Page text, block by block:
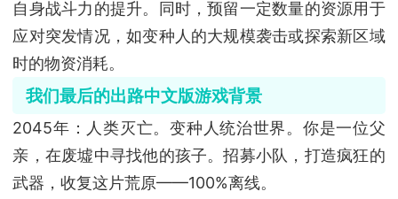
自身战斗力的提升。同时，预留一定数量的资源用于
应对突发情况，如变种人的大规模袭击或探索新区域
时的物资消耗。
我们最后的出路中文版游戏背景
2045年：人类灭亡。变种人统治世界。你是一位父
亲，在废墟中寻找他的孩子。招募小队，打造疯狂的
武器，收复这片荒原——100%离线。